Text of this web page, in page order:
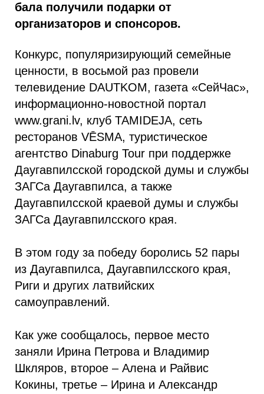
бала получили подарки от
организаторов и спонсоров.
Конкурс, популяризирующий семейные
ценности, в восьмой раз провели
телевидение DAUTKOM, газета «СейЧас»,
информационно-новостной портал
www.grani.lv, клуб TAMIDEJA, сеть
ресторанов VĒSMA, туристическое
агентство Dinaburg Tour при поддержке
Даугавпилсской городской думы и службы
ЗАГСа Даугавпилса, а также
Даугавпилсской краевой думы и службы
ЗАГСа Даугавпилсского края.
В этом году за победу боролись 52 пары
из Даугавпилса, Даугавпилсского края,
Риги и других латвийских
самоуправлений.
Как уже сообщалось, первое место
заняли Ирина Петрова и Владимир
Шкляров, второе – Алена и Райвис
Кокины, третье – Ирина и Александр